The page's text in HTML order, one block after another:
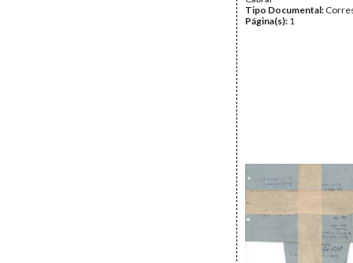
Tipo Documental:
Página(s): 1